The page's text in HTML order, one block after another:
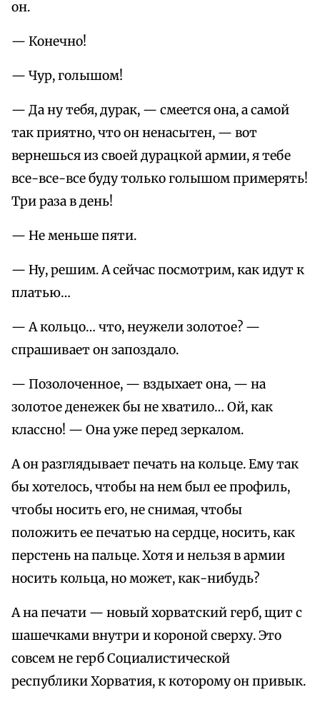
он.
— Конечно!
— Чур, голышом!
— Да ну тебя, дурак, — смеется она, а самой
так приятно, что он ненасытен, — вот
вернешься из своей дурацкой армии, я тебе
все-все-все буду только голышом примерять!
Три раза в день!
— Не меньше пяти.
— Ну, решим. А сейчас посмотрим, как идут к
платью…
— А кольцо… что, неужели золотое? —
спрашивает он запоздало.
— Позолоченное, — вздыхает она, — на
золотое денежек бы не хватило… Ой, как
классно! — Она уже перед зеркалом.
А он разглядывает печать на кольце. Ему так
бы хотелось, чтобы на нем был ее профиль,
чтобы носить его, не снимая, чтобы
положить ее печатью на сердце, носить, как
перстень на пальце. Хотя и нельзя в армии
носить кольца, но может, как-нибудь?
А на печати — новый хорватский герб, щит с
шашечками внутри и короной сверху. Это
совсем не герб Социалистической
республики Хорватия, к которому он привык.